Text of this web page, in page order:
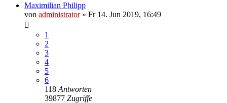
Maximilian Philipp
von administrator» Fr 14. Jun 2019, 16:49
1
2
3
4
5
6
118 Antworten
39877 Zugriffe